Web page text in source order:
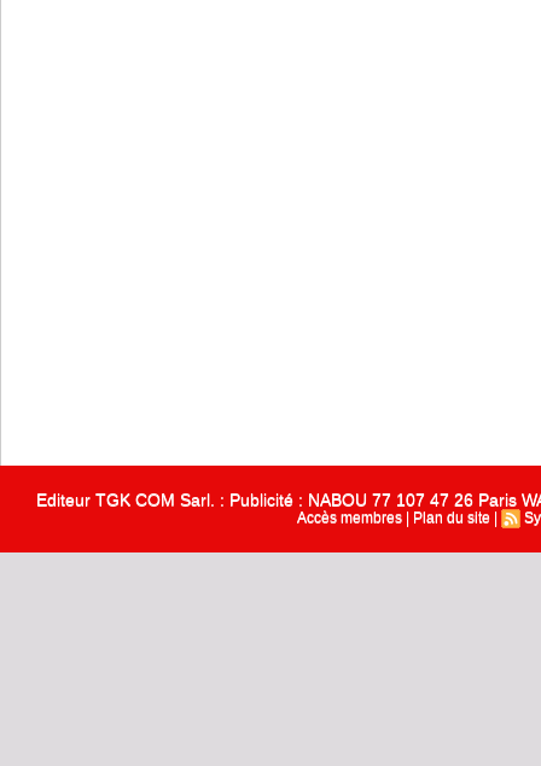
Editeur TGK COM Sarl. : Publicité : NABOU 77 107 47 26 Paris
Accès membres Plan du site